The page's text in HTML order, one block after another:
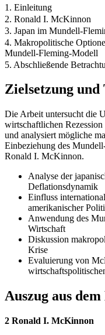
1. Einleitung
2. Ronald I. McKinnon
3. Japan im Mundell-
4. Makropolitische
Mundell-Fleming-Modell
5. Abschließende
Zielsetzung und
Die Arbeit untersucht die
wirtschaftlichen
und analysiert mögliche
Einbeziehung des
Ronald I. McKinnon.
Analyse der
Deflationsdynamik
Einfluss
amerikanischer
Anwendung des
Wirtschaft
Diskussion
Krise
Evaluierung von
Auszug aus
2 Ronald I. McKinnon